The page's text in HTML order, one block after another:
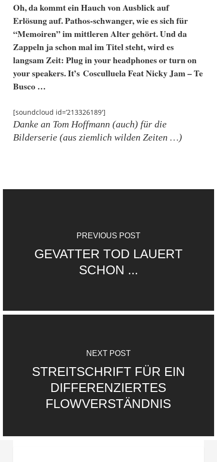
Oh, da kommt ein Hauch von Ausblick auf
Erlösung auf. Pathos-schwanger, wie es sich für
“Memoiren” im mittleren Alter gehört. Und da
Zappeln ja schon mal im Titel steht, wird es
langsam Zeit: Plug in your headphones or turn on
your speakers. It’s Cosculluela Feat Nicky Jam – Te
Busco …
[soundcloud id=’213326189′]
Danke an Tom Hoffmann (auch) für die
Bilderserie (aus ziemlich wilden Zeiten …)
PREVIOUS POST
GEVATTER TOD LAUERT
SCHON ...
NEXT POST
STREITSCHRIFT FÜR EIN
DIFFERENZIERTES
FLOWVERSTÄNDNIS